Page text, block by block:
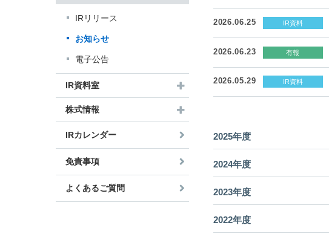
2026.06.25 IR資料
2026.06.23 有報
2026.05.29 IR資料
2025年度
2024年度
2023年度
2022年度
IRリリース
お知らせ
電子公告
IR資料室
株式情報
IRカレンダー
免責事項
よくあるご質問